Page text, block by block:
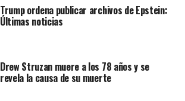
Trump ordena publicar archivos de Epstein:
Últimas noticias
Drew Struzan muere a los 78 años y se
revela la causa de su muerte